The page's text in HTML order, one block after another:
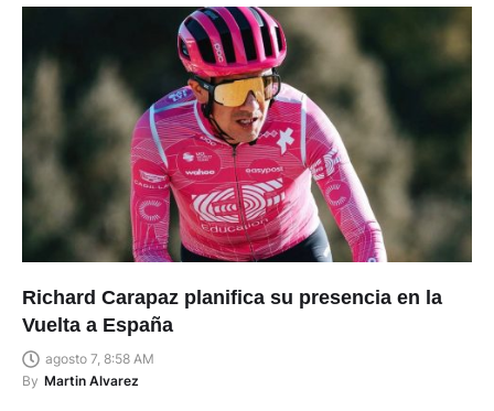
Richard Carapaz planifica su presencia en la
Vuelta a España
agosto 7, 8:58 AM
By Martin Alvarez